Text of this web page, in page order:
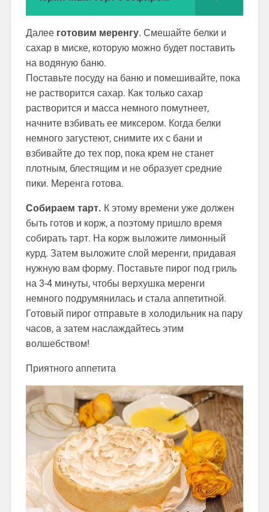
Далее готовим меренгу. Смешайте белки и
сахар в миске, которую можно будет поставить
на водяную баню.
Поставьте посуду на баню и помешивайте, пока
не растворится сахар. Как только сахар
растворится и масса немного помутнеет,
начните взбивать ее миксером. Когда белки
немного загустеют, снимите их с бани и
взбивайте до тех пор, пока крем не станет
плотным, блестящим и не образует средние
пики. Меренга готова.
Собираем тарт. К этому времени уже должен
быть готов и корж, а поэтому пришло время
собирать тарт. На корж выложите лимонный
курд. Затем выложите слой меренги, придавая
нужную вам форму. Поставьте пирог под гриль
на 3-4 минуты, чтобы верхушка меренги
немного подрумянилась и стала аппетитной.
Готовый пирог отправьте в холодильник на пару
часов, а затем наслаждайтесь этим
волшебством!
Приятного аппетита